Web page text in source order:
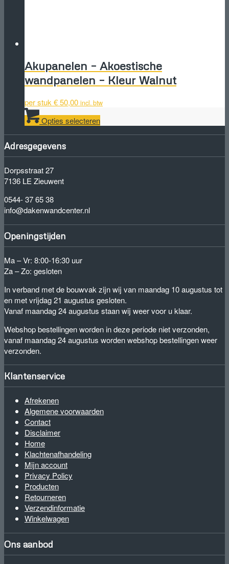
Akupanelen – Akoestische
wandpanelen – Kleur Walnut
per stuk €50,00 incl. btw
Opties selecterenproduct
heeft
variaties.
Adresgegevens
Dorpsstraat 27
7136 LE Zieuwent
0544- 37 65 38
info@dakenwandcenter.nl
Openingstijden
Ma – Vr: 8:00-16:30 uur
Za – Zo: gesloten
In verband met de bouwvak zijn wij van maandag 10 augustus tot
en met vrijdag 21 augustus gesloten.
Vanaf maandag 24 augustus staan wij weer voor u klaar.
Webshop bestellingen worden in deze periode niet verzonden,
vanaf maandag 24 augustus worden webshop bestellingen weer
verzonden.
Klantenservice
Afrekenen
Algemene voorwaarden
Contact
Disclaimer
Home
Klachtenafhandeling
Mijn account
Privacy Policy
Producten
Retourneren
Verzendinformatie
Winkelwagen
Ons aanbod